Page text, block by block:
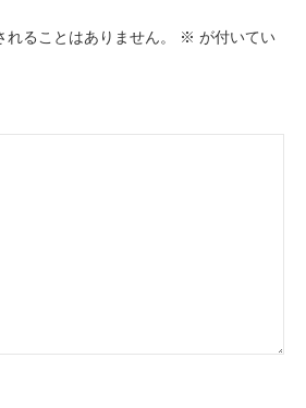
ることはありません。 ※ が付いてい